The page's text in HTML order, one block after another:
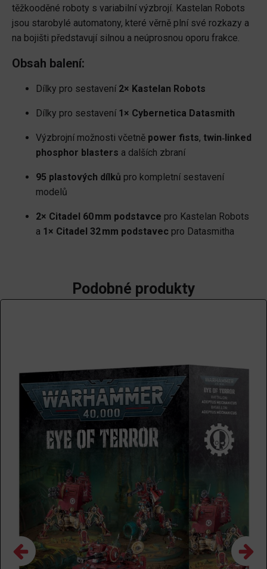
těžkooděné roboty s variabilní výzbrojí. Kastelan Robots
jsou starobylé automatony, které věrně plní své rozkazy a
na bojišti představují silnou a neúprosnou oporu frakce.
Obsah balení:
Dílky pro sestavení 2× Kastelan Robots
Dílky pro sestavení 1× Cybernetica Datasmith
Výzbrojní možnosti včetně power fists, twin‑linked
phosphor blasters a dalších zbraní
95 plastových dílků pro kompletní sestavení
modelů
2× Citadel 60 mm podstavce pro Kastelan Robots
a 1× Citadel 32 mm podstavec pro Datasmitha
Podobné produkty